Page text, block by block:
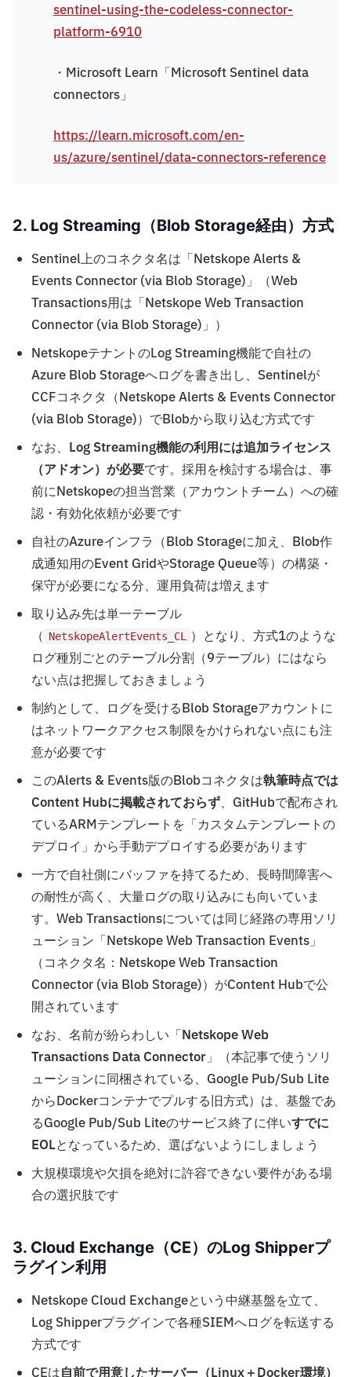
sentinel-using-the-codeless-connector-
platform-6910
・Microsoft Learn「Microsoft Sentinel data
connectors」
https://learn.microsoft.com/en-
us/azure/sentinel/data-connectors-reference
2. Log Streaming（Blob Storage経由）方式
Sentinel上のコネクタ名は「Netskope Alerts &
Events Connector (via Blob Storage)」（Web
Transactions用は「Netskope Web Transaction
Connector (via Blob Storage)」）
NetskopeテナントのLog Streaming機能で自社の
Azure Blob Storageへログを書き出し、Sentinelが
CCFコネクタ（Netskope Alerts & Events Connector
(via Blob Storage)）でBlobから取り込む方式です
なお、 Log Streaming機能の利用には追加ライセンス
（アドオン）が必要です。採用を検討する場合は、事
前にNetskopeの担当営業（アカウントチーム）への確
認・有効化依頼が必要です
自社のAzureインフラ（Blob Storageに加え、Blob作
成通知用のEvent GridやStorage Queue等）の構築・
保守が必要になる分、運用負荷は増えます
取り込み先は単一テーブル
（ NetskopeAlertEvents_CL ）となり、方式1のような
ログ種別ごとのテーブル分割（9テーブル）にはなら
ない点は把握しておきましょう
制約として、ログを受けるBlob Storageアカウントに
はネットワークアクセス制限をかけられない点にも注
意が必要です
このAlerts & Events版のBlobコネクタは執筆時点では
Content Hubに掲載されておらず、GitHubで配布され
ているARMテンプレートを「カスタムテンプレートの
デプロイ」から手動デプロイする必要があります
一方で自社側にバッファを持てるため、長時間障害へ
の耐性が高く、大量ログの取り込みにも向いていま
す。Web Transactionsについては同じ経路の専用ソリ
ューション「Netskope Web Transaction Events」
（コネクタ名：Netskope Web Transaction
Connector (via Blob Storage)）がContent Hubで公
開されています
なお、名前が紛らわしい「Netskope Web
Transactions Data Connector」（本記事で使うソリ
ューションに同梱されている、Google Pub/Sub Lite
からDockerコンテナでプルする旧方式）は、基盤であ
るGoogle Pub/Sub Liteのサービス終了に伴いすでに
EOLとなっているため、選ばないようにしましょう
大規模環境や欠損を絶対に許容できない要件がある場
合の選択肢です
3. Cloud Exchange（CE）のLog Shipperプ
ラグイン利用
Netskope Cloud Exchangeという中継基盤を立て、
Log Shipperプラグインで各種SIEMへログを転送する
方式です